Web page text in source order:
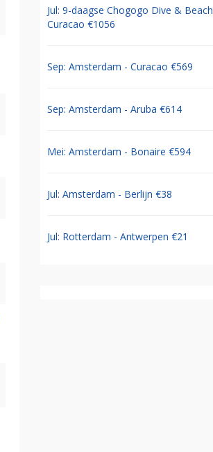
Jul: 9-daagse Chogogo Dive & Beach
Curacao €1056
Sep: Amsterdam - Curacao €569
Sep: Amsterdam - Aruba €614
Mei: Amsterdam - Bonaire €594
Jul: Amsterdam - Berlijn €38
Jul: Rotterdam - Antwerpen €21